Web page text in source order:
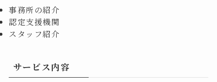
事務所の紹介
認定支援機関
スタッフ紹介
サービス内容